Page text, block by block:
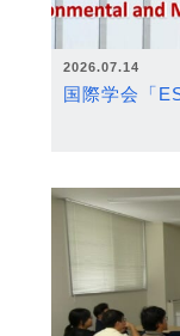
2026.07.14
国際学会「